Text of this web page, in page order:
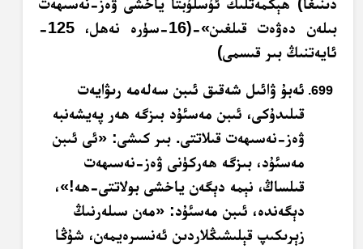
بىلەن دەۋەت قىلغىن»-(16-سۈرە نەھل، 125-
ئايەتنىڭ بىر قىسمى)
ئەبۇ ۋائىل شەقىق ئىبن سەلەمە رىۋايەت
قىلىدۇكى، ئىبن مەسئۇد بىزگە ھەر پەيشەنبە
ۋەز-نەسىھەت قىلاتتى. بىر كىشى: «ئى ئىبن
مەسئۇد، بىزگە ھەركۈنى ۋەز-نەسىھەت
قىلساڭ، نېمە دېگەن ياخشى بولاتتى-ھە!»،
دېگەندە، ئىبن مەسئۇد: «مەن سىلەرنىڭ
زېرىكىپ قېلىشىڭلاردىن ئەنسىرەيمەن، شۇڭا